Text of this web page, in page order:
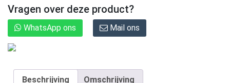
Vragen over deze product?
WhatsApp ons Mail ons
Beschrijving Omschrijving